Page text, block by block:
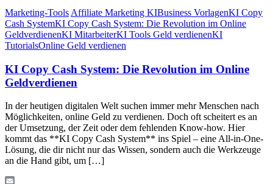
Marketing-Tools Affiliate Marketing KIBusiness VorlagenKI Copy
Cash SystemKI Copy Cash System: Die Revolution im Online
GeldverdienenKI MitarbeiterKI Tools Geld verdienenKI
TutorialsOnline Geld verdienen
KI Copy Cash System: Die Revolution im Online
Geldverdienen
In der heutigen digitalen Welt suchen immer mehr Menschen nach
Möglichkeiten, online Geld zu verdienen. Doch oft scheitert es an
der Umsetzung, der Zeit oder dem fehlenden Know-how. Hier
kommt das **KI Copy Cash System** ins Spiel – eine All-in-One-
Lösung, die dir nicht nur das Wissen, sondern auch die Werkzeuge
an die Hand gibt, um […]